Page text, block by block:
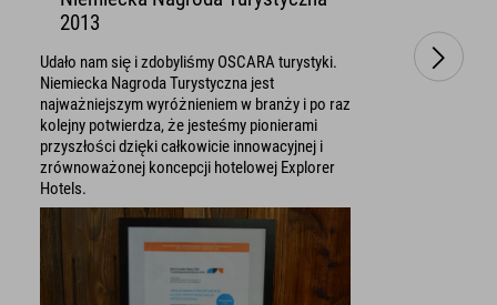
2013
Udało nam się i zdobyliśmy OSCARA turystyki.
Niemiecka Nagroda Turystyczna jest
najważniejszym wyróżnieniem w branży i po raz
kolejny potwierdza, że jesteśmy pionierami
przyszłości dzięki całkowicie innowacyjnej i
zrównoważonej koncepcji hotelowej Explorer
Hotels.